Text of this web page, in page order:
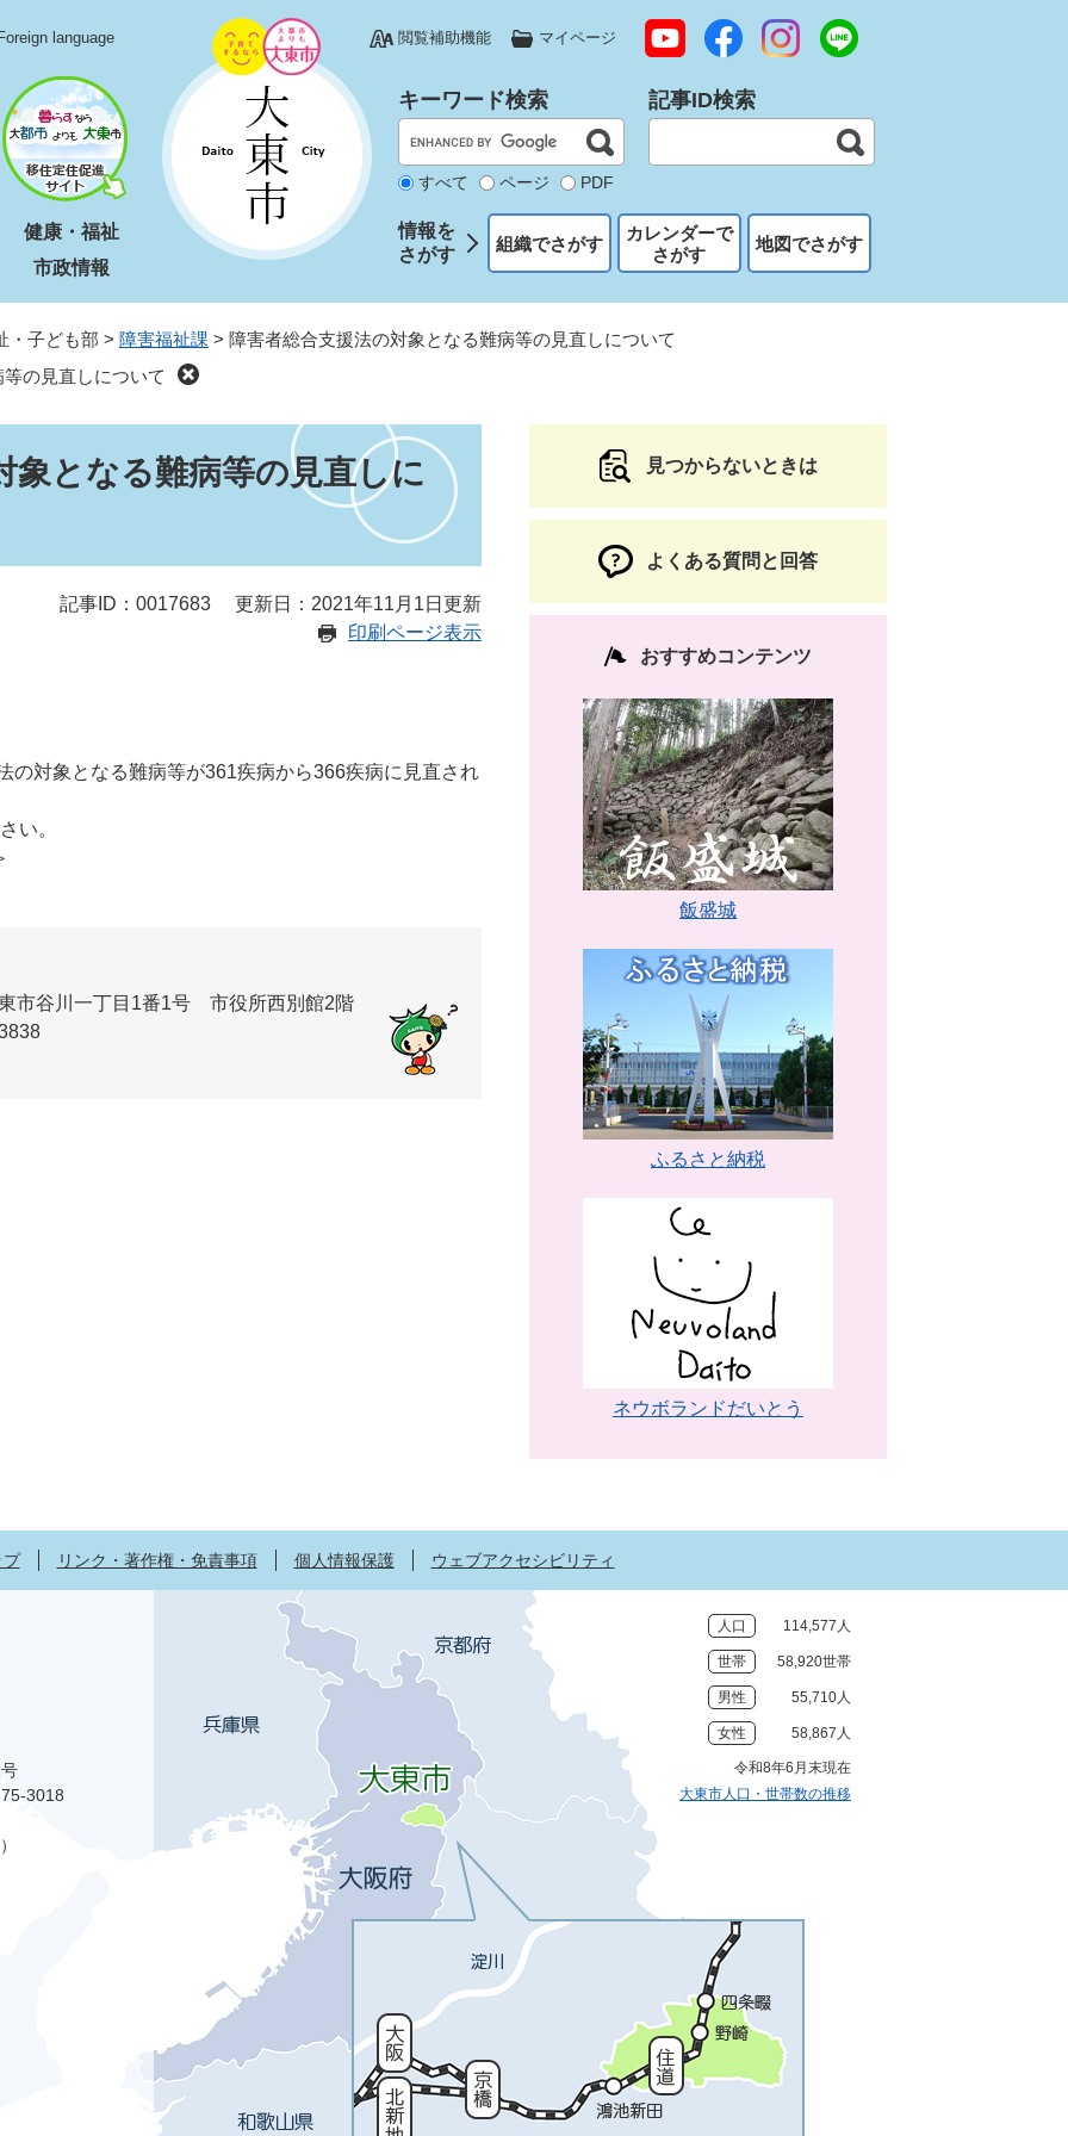
language 閲覧補助機能 マイページ
健康・福祉
市政情報
キーワード検索
すべて ページ PDF
記事ID検索
情報を
さがす
組織でさがす
カレンダーで
さがす
地図でさがす
・子ども部 > 障害福祉課 > 障害者総合支援法の対象となる難病等の見直しについて
の見直しについて
象となる難病等の見直しに
記事ID：0017683
更新日：2021年11月1日更新
印刷ページ表示
対象となる難病等が361疾病から366疾病に見直され
い。
市谷川一丁目1番1号 市役所西別館2階
見つからないときは
よくある質問と回答
おすすめコンテンツ
飯盛城
ふるさと納税
ネウボランドだいとう
リンク・著作権・免責事項 個人情報保護 ウェブアクセシビリティ
人口 114,577人
世帯 58,920世帯
男性 55,710人
女性 58,867人
令和8年6月末現在
大東市人口・世帯数の推移
3018